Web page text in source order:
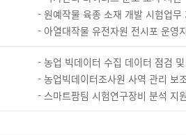
- 원예작물 육종 소재 개발 시험업무
- 아열대작물 유전자원 전시포 운영
- 농업 빅데이터 수집 데이터 점검
- 농업빅데이터조사원 사역 관리 보
- 스마트팜팀 시험연구장비 분석 지원